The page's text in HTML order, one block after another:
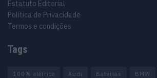
Estatuto Editorial
Política de Privacidade
Termos e condições
Tags
100% elétrico Audi Baterias BMW